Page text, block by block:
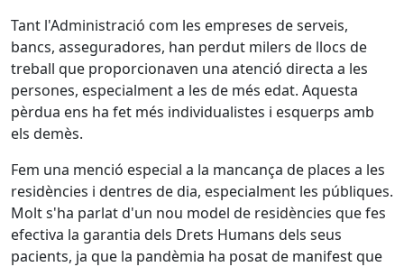
Tant l'Administració com les empreses de serveis,
bancs, asseguradores, han perdut milers de llocs de
treball que proporcionaven una atenció directa a les
persones, especialment a les de més edat. Aquesta
pèrdua ens ha fet més individualistes i esquerps amb
els demès.
Fem una menció especial a la mancança de places a les
residències i dentres de dia, especialment les públiques.
Molt s'ha parlat d'un nou model de residències que fes
efectiva la garantia dels Drets Humans dels seus
pacients, ja que la pandèmia ha posat de manifest que